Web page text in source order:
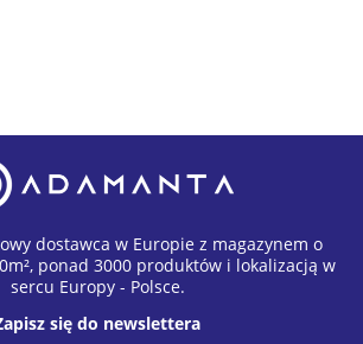
dostawca w Europie z magazynem o
ponad 3000 produktów i lokalizacją w
sercu Europy - Polsce.
się do newslettera